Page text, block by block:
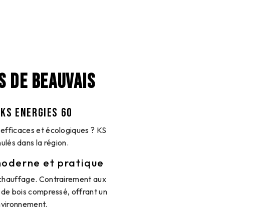
DE BEAUVAIS
ENERGIES 60
et écologiques ? KS
dans la région.
et pratique
Contrairement aux
bois compressé, offrant un